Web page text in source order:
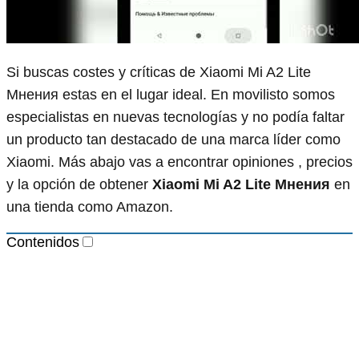
Si buscas costes y críticas de Xiaomi Mi A2 Lite
Мнения estas en el lugar ideal. En movilisto somos
especialistas en nuevas tecnologías y no podía faltar
un producto tan destacado de una marca líder como
Xiaomi. Más abajo vas a encontrar opiniones , precios
y la opción de obtener Xiaomi Mi A2 Lite Мнения en
una tienda como Amazon.
Contenidos